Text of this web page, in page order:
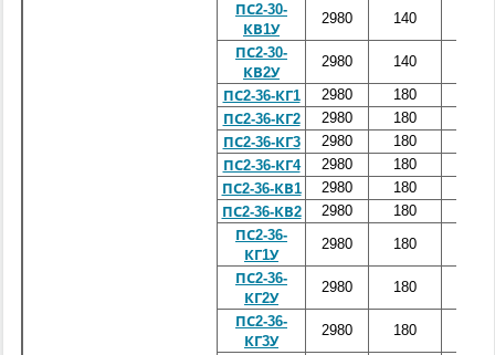
ПС2-30-
КВ1У
2980 140
ПС2-30-
КВ2У
2980 140
ПС2-36-КГ1 2980 180
ПС2-36-КГ2
2980 180
ПС2-36-КГ3
2980 180
ПС2-36-КГ4
2980 180
ПС2-36-КВ1
2980 180
ПС2-36-КВ2
2980 180
ПС2-36-
КГ1У
2980 180
ПС2-36-
КГ2У
2980 180
ПС2-36-
КГ3У
2980 180